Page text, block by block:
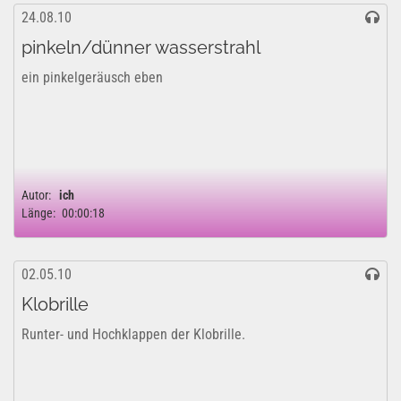
24.08.10
pinkeln/dünner wasserstrahl
ein pinkelgeräusch eben
Autor: ich
Länge: 00:00:18
02.05.10
Klobrille
Runter- und Hochklappen der Klobrille.